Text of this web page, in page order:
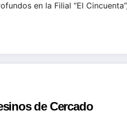
en la Filial “El
de Cercado